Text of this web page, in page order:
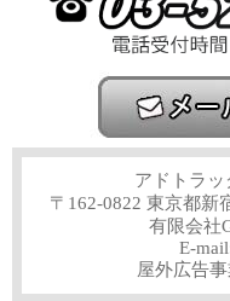
アドトラ
〒162-0822 東京都新
有限会社
E-
屋外広告